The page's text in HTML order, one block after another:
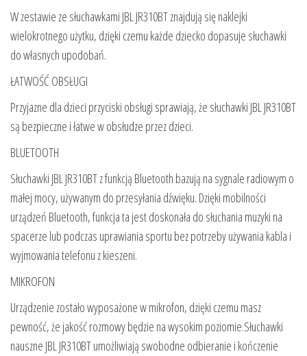
W zestawie ze słuchawkami JBL JR310BT znajdują się naklejki
wielokrotnego użytku, dzięki czemu każde dziecko dopasuje słuchawki
do własnych upodobań.
ŁATWOŚĆ OBSŁUGI
Przyjazne dla dzieci przyciski obsługi sprawiają, że słuchawki JBL JR310BT
są bezpieczne i łatwe w obsłudze przez dzieci.
BLUETOOTH
Słuchawki JBL JR310BT z funkcją Bluetooth bazują na sygnale radiowym o
małej mocy, używanym do przesyłania dźwięku. Dzięki mobilności
urządzeń Bluetooth, funkcja ta jest doskonała do słuchania muzyki na
spacerze lub podczas uprawiania sportu bez potrzeby używania kabla i
wyjmowania telefonu z kieszeni.
MIKROFON
Urządzenie zostało wyposażone w mikrofon, dzięki czemu masz
pewność, że jakość rozmowy będzie na wysokim poziomie.Słuchawki
nauszne JBL JR310BT umożliwiają swobodne odbieranie i kończenie